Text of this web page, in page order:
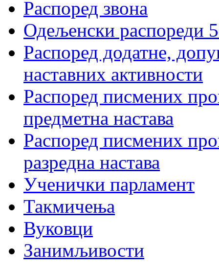
Распоред звона
Одељенски распореди
Распоред додатне,
наставних активности
Распоред писмених
предметна настава
Распоред писмених
разредна настава
Ученички парламент
Такмичења
Вуковци
Занимљивости